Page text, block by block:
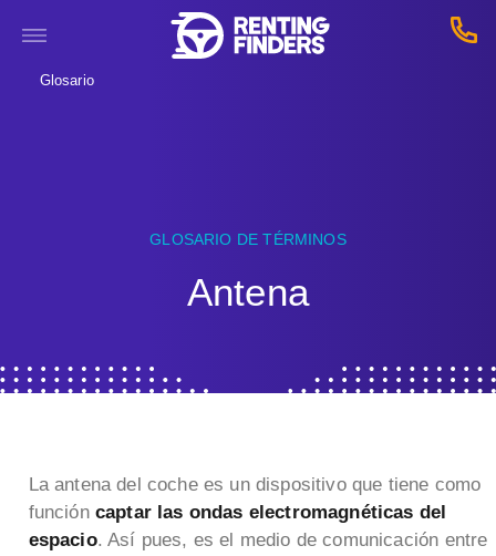
Glosario
GLOSARIO DE TÉRMINOS
Antena
La antena del coche es un dispositivo que tiene como
función captar las ondas electromagnéticas del
espacio. Así pues, es el medio de comunicación entre